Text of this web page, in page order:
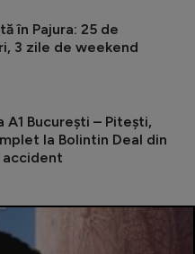
în Pajura: 25 de
3 zile de weekend
București – Pitești,
la Bolintin Deal din
accident